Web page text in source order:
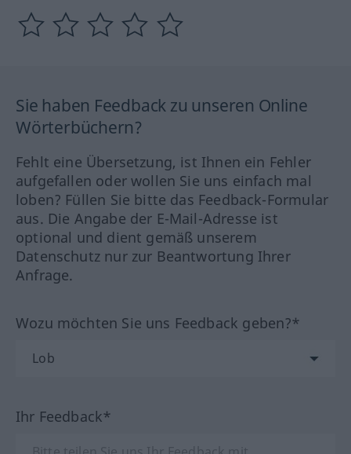
Sie haben Feedback zu unseren Online
Wörterbüchern?
Fehlt eine Übersetzung, ist Ihnen ein Fehler
aufgefallen oder wollen Sie uns einfach mal
loben? Füllen Sie bitte das Feedback-Formular
aus. Die Angabe der E-Mail-Adresse ist
optional und dient gemäß unserem
Datenschutz nur zur Beantwortung Ihrer
Anfrage.
Wozu möchten Sie uns Feedback geben?*
Ihr Feedback*